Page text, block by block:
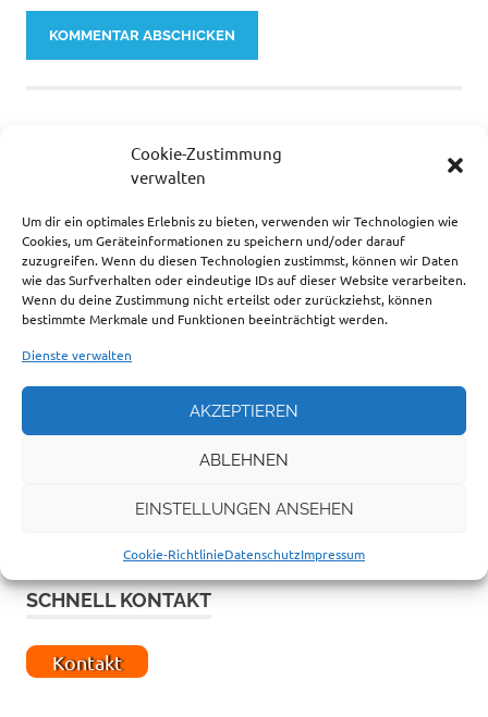
Cookie-Zustimmung
verwalten
Um dir ein optimales Erlebnis zu bieten, verwenden wir Technologien wie
Cookies, um Geräteinformationen zu speichern und/oder darauf
zuzugreifen. Wenn du diesen Technologien zustimmst, können wir Daten
wie das Surfverhalten oder eindeutige IDs auf dieser Website verarbeiten.
Wenn du deine Zustimmung nicht erteilst oder zurückziehst, können
bestimmte Merkmale und Funktionen beeinträchtigt werden.
Dienste verwalten
AKZEPTIEREN
ABLEHNEN
EINSTELLUNGEN ANSEHEN
Cookie-RichtlinieDatenschutzImpressum
… ZUR ZEIT SEHR BELIEBT.
SCHNELL KONTAKT
Kontakt